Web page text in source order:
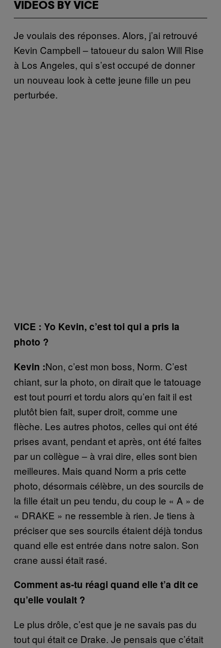
VIDEOS BY VICE
Je voulais des réponses. Alors, j’ai retrouvé
Kevin Campbell – tatoueur du salon Will Rise
à Los Angeles, qui s’est occupé de donner
un nouveau look à cette jeune fille un peu
perturbée.
VICE : Yo Kevin, c’est toi qui a pris la
photo ?
Kevin :Non, c’est mon boss, Norm. C’est
chiant, sur la photo, on dirait que le tatouage
est tout pourri et tordu alors qu’en fait il est
plutôt bien fait, super droit, comme une
flèche. Les autres photos, celles qui ont été
prises avant, pendant et après, ont été faites
par un collègue – à vrai dire, elles sont bien
meilleures. Mais quand Norm a pris cette
photo, désormais célèbre, un des sourcils de
la fille était un peu tendu, du coup le « A » de
« DRAKE » ne ressemble à rien. Je tiens à
préciser que ses sourcils étaient déjà tondus
quand elle est entrée dans notre salon. Son
crane aussi était rasé.
Comment as-tu réagi quand elle t’a dit ce
qu’elle voulait ?
Le plus drôle, c’est que je ne savais pas du
tout qui était ce Drake. Je pensais que c’était